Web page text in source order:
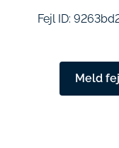
Fejl ID:
Meld